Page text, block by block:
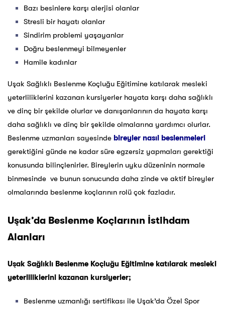
Bazı besinlere karşı alerjisi olanlar
Stresli bir hayatı olanlar
Sindirim problemi yaşayanlar
Doğru beslenmeyi bilmeyenler
Hamile kadınlar
Uşak Sağlıklı Beslenme Koçluğu Eğitimine katılarak mesleki
yeterliliklerini kazanan kursiyerler hayata karşı daha sağlıklı
ve dinç bir şekilde olurlar ve danışanlarının da hayata karşı
daha sağlıklı ve dinç bir şekilde olmalarına yardımcı olurlar.
Beslenme uzmanları sayesinde bireyler nasıl beslenmeleri
gerektiğini günde ne kadar süre egzersiz yapmaları gerektiği
konusunda bilinçlenirler. Bireylerin uyku düzeninin normale
binmesinde ve bunun sonucunda daha zinde ve aktif bireyler
olmalarında beslenme koçlarının rolü çok fazladır.
Uşak’da Beslenme Koçlarının İstihdam
Alanları
Uşak Sağlıklı Beslenme Koçluğu Eğitimine katılarak mesleki
yeterliliklerini kazanan kursiyerler;
Beslenme uzmanlığı sertifikası ile Uşak’da Özel Spor